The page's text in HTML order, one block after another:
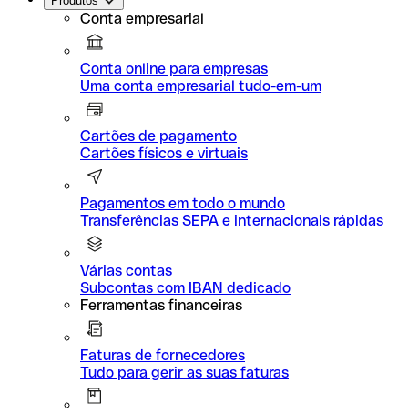
Conta empresarial
Conta online para empresas
Uma conta empresarial tudo-em-um
Cartões de pagamento
Cartões físicos e virtuais
Pagamentos em todo o mundo
Transferências SEPA e internacionais rápidas
Várias contas
Subcontas com IBAN dedicado
Ferramentas financeiras
Faturas de fornecedores
Tudo para gerir as suas faturas